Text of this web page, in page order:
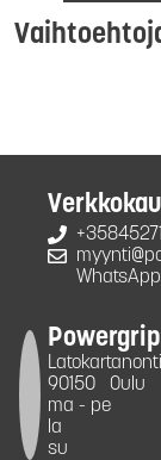
90150
Oulu
ma - pe
la
su